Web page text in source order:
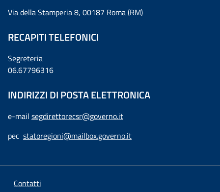
Via della Stamperia 8, 00187 Roma (RM)
RECAPITI TELEFONICI
Segreteria
06.67796316
INDIRIZZI DI POSTA ELETTRONICA
e-mail segdirettorecsr@governo.it
pec statoregioni@mailbox.governo.it
Contatti